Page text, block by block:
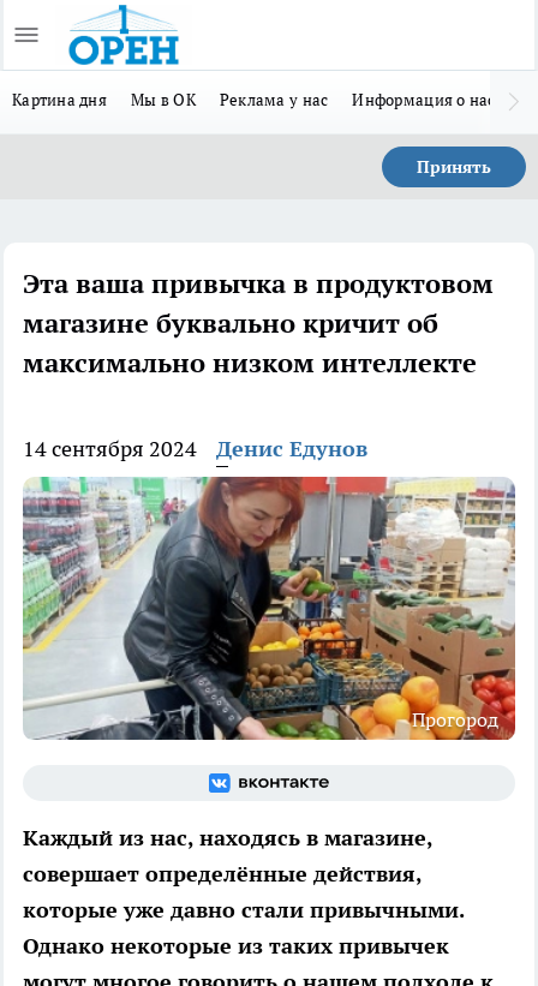
Картина дня Мы в ОК Реклама у нас Информация о нас
Принять
Эта ваша привычка в продуктовом
магазине буквально кричит об
максимально низком интеллекте
14 сентября 2024 Денис Едунов
Прогород
Каждый из нас, находясь в магазине,
совершает определённые действия,
которые уже давно стали привычными.
Однако некоторые из таких привычек